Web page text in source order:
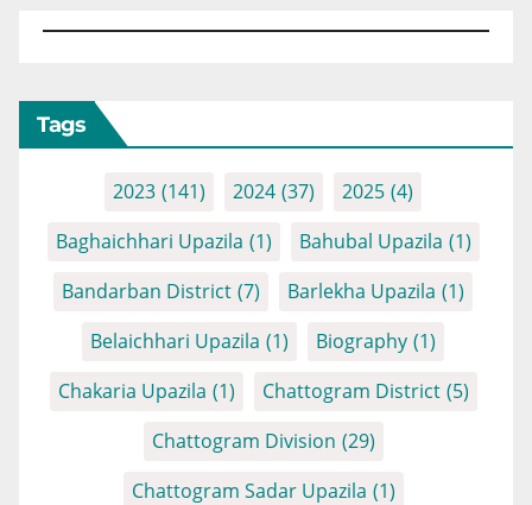
Tags
2023 (141) 2024 (37) 2025 (4)
Baghaichhari Upazila (1) Bahubal Upazila (1)
Bandarban District (7) Barlekha Upazila (1)
Belaichhari Upazila (1) Biography (1)
Chakaria Upazila (1) Chattogram District (5)
Chattogram Division (29)
Chattogram Sadar Upazila (1)